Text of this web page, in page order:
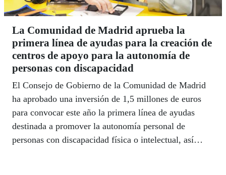
La Comunidad de Madrid aprueba la
primera línea de ayudas para la creación de
centros de apoyo para la autonomía de
personas con discapacidad
El Consejo de Gobierno de la Comunidad de Madrid
ha aprobado una inversión de 1,5 millones de euros
para convocar este año la primera línea de ayudas
destinada a promover la autonomía personal de
personas con discapacidad física o intelectual, así